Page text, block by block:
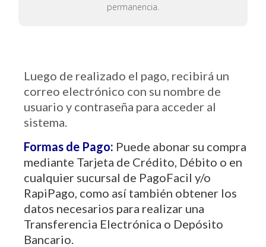
permanencia.
Luego de realizado el pago, recibirá un
correo electrónico con su nombre de
usuario y contraseña para acceder al
sistema.
Formas de Pago: Puede abonar su compra
mediante Tarjeta de Crédito, Débito o en
cualquier sucursal de PagoFacil y/o
RapiPago, como así también obtener los
datos necesarios para realizar una
Transferencia Electrónica o Depósito
Bancario.